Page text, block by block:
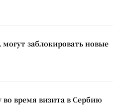
заблокировать новые
во время визита в Сербию